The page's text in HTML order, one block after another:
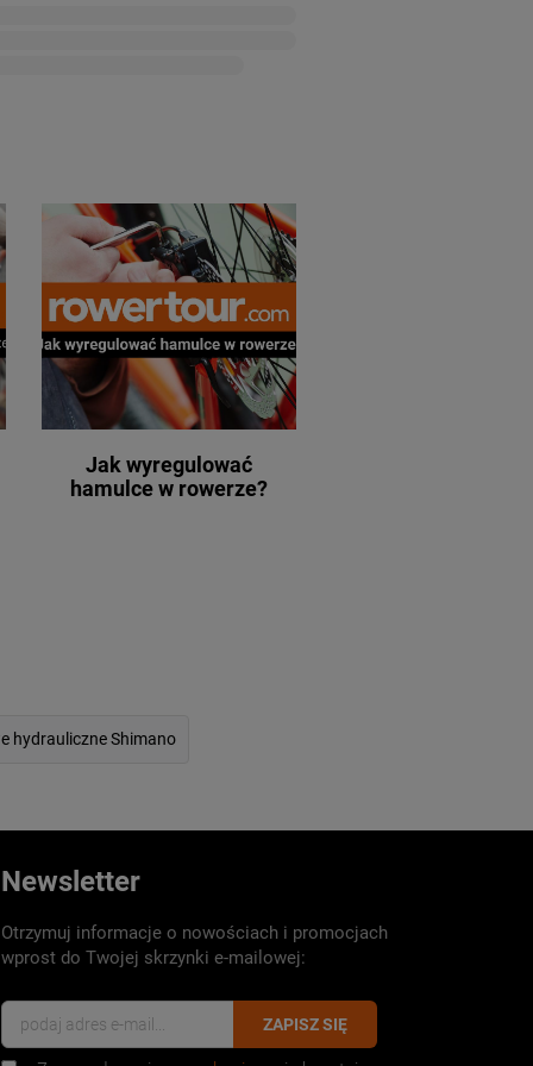
Jak wyregulować
hamulce w rowerze?
hydrauliczne Shimano
Newsletter
Otrzymuj informacje o nowościach i promocjach
wprost do Twojej skrzynki e-mailowej:
ZAPISZ SIĘ